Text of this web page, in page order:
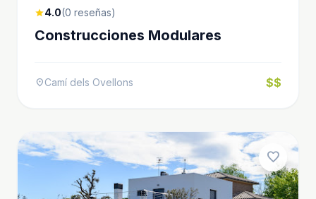
star4.0(0 reseñas)
Construcciones Modulares
location_onCamí dels Ovellons $$
favorite